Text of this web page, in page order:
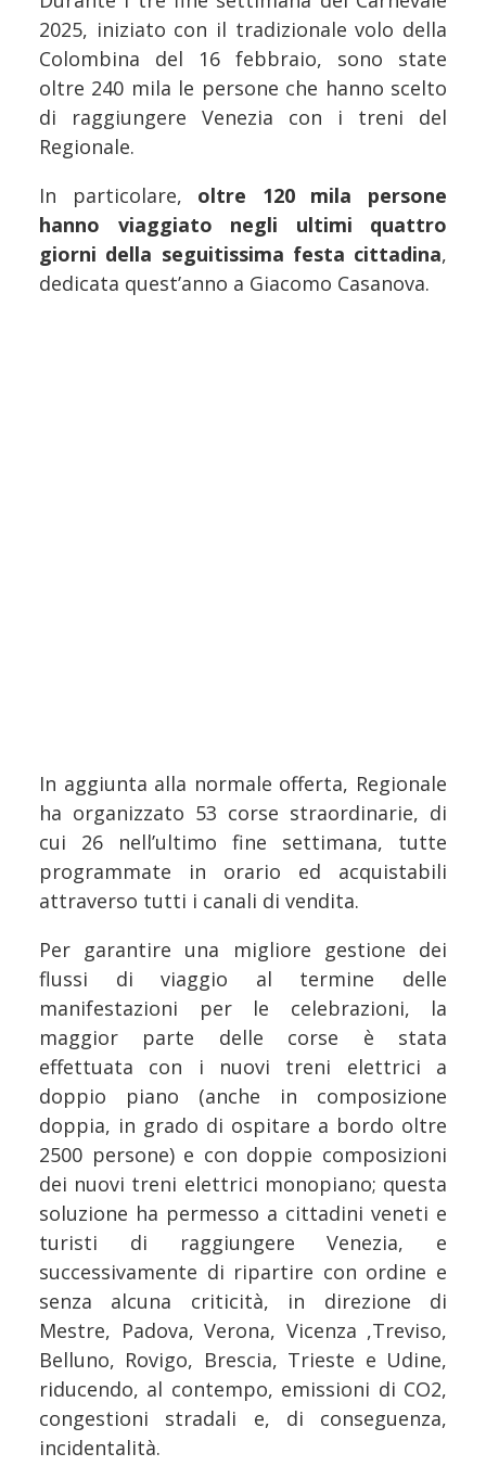
2025, iniziato con il tradizionale volo della
Colombina del 16 febbraio, sono state
oltre 240 mila le persone che hanno scelto
di raggiungere Venezia con i treni del
Regionale.
In particolare, oltre 120 mila persone
hanno viaggiato negli ultimi quattro
giorni della seguitissima festa cittadina,
dedicata quest’anno a Giacomo Casanova.
In aggiunta alla normale offerta, Regionale
ha organizzato 53 corse straordinarie, di
cui 26 nell’ultimo fine settimana, tutte
programmate in orario ed acquistabili
attraverso tutti i canali di vendita.
Per garantire una migliore gestione dei
flussi di viaggio al termine delle
manifestazioni per le celebrazioni, la
maggior parte delle corse è stata
effettuata con i nuovi treni elettrici a
doppio piano (anche in composizione
doppia, in grado di ospitare a bordo oltre
2500 persone) e con doppie composizioni
dei nuovi treni elettrici monopiano; questa
soluzione ha permesso a cittadini veneti e
turisti di raggiungere Venezia, e
successivamente di ripartire con ordine e
senza alcuna criticità, in direzione di
Mestre, Padova, Verona, Vicenza ,Treviso,
Belluno, Rovigo, Brescia, Trieste e Udine,
riducendo, al contempo, emissioni di CO2,
congestioni stradali e, di conseguenza,
incidentalità.